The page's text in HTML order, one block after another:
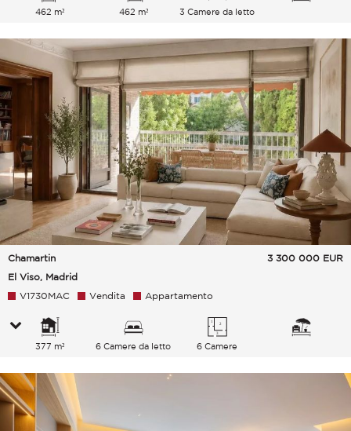
462 m² 462 m² 3 Camere da letto
Chamartin
El Viso, Madrid
3 300 000 EUR
V1730MAC Vendita Appartamento
377 m² 6 Camere da letto 6 Camere